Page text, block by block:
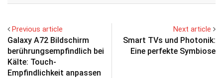
Previous article
Galaxy A72 Bildschirm
berührungsempfindlich bei
Kälte: Touch-
Empfindlichkeit anpassen
Next article
Smart TVs und Photonik:
Eine perfekte Symbiose